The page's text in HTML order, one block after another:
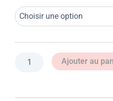
Créole
Isis
(vendue
l’unité)
Ajouter au